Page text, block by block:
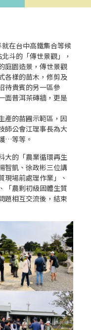
在台中高鐵集合等候
斗的「傳世景觀」，
庭園造景，傳世景觀
各樣的苗木，修剪及
待貴賓的另一區參
面普洱茶磚牆，更是
產的苗圃示範區，因
師公會江理事長為大
…等等。
大的「農業循環再生
智凱、徐政彬三位講
現場前處理作業」、
「農剩初級固體生質
題相互交流後，結束